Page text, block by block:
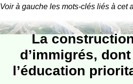
Voir à gauche les mots-clés liés à cet
La
d’immigrés,
l’éducation